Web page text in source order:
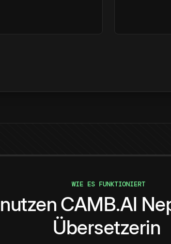
WIE ES FUNKTIONIERT
CAMB.AI
Übersetzerin